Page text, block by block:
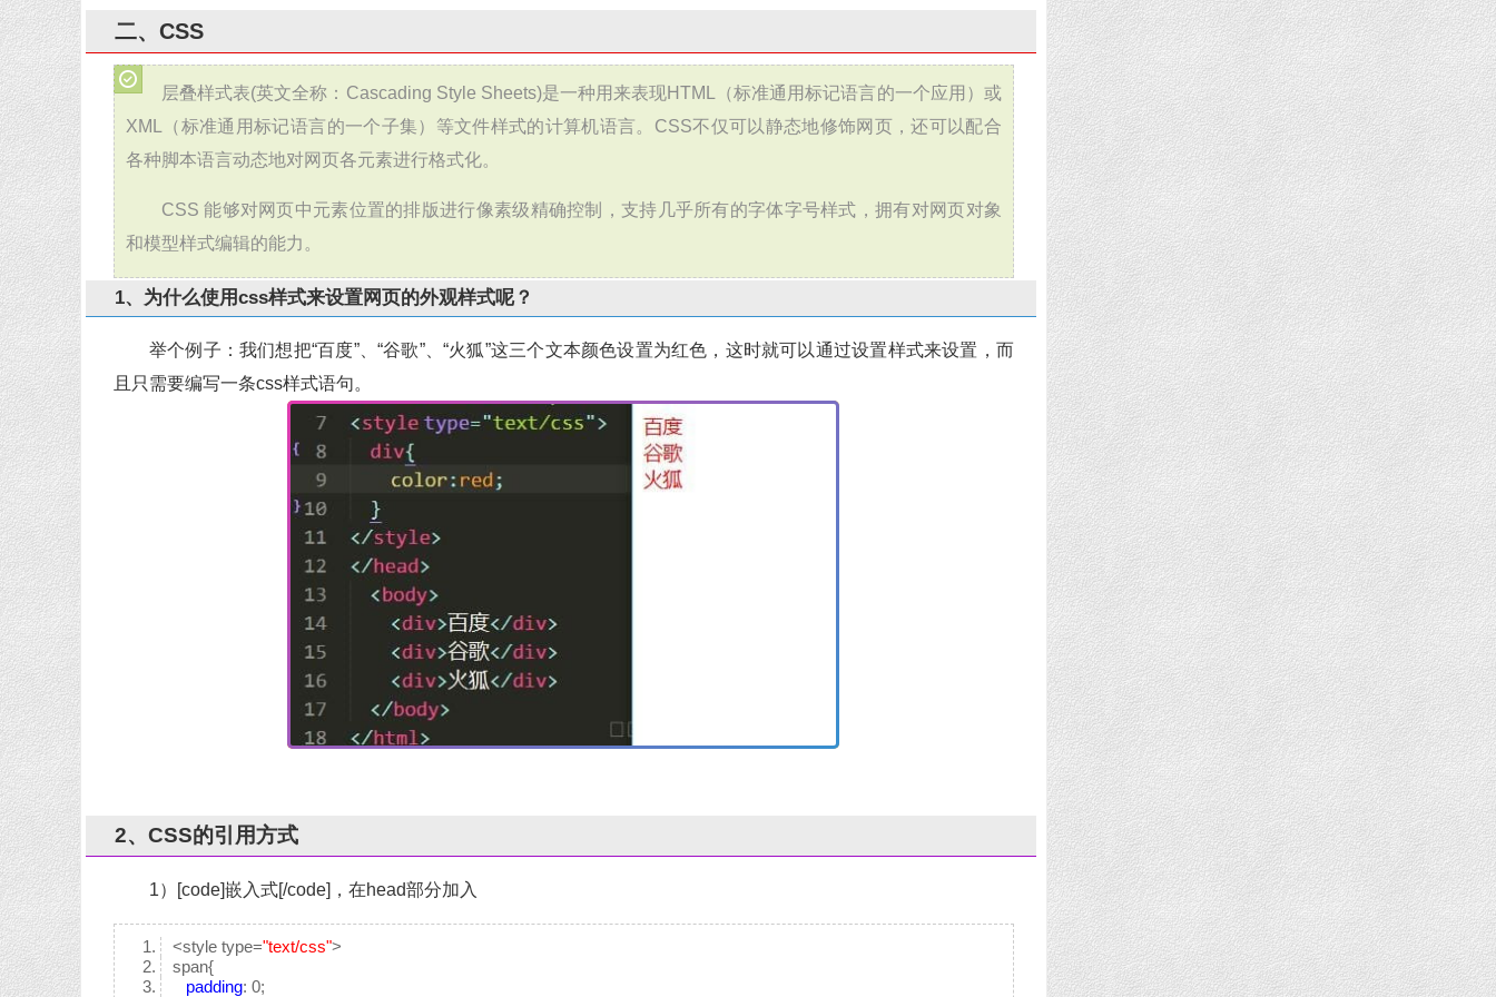
二、CSS
层叠样式表(英文全称：Cascading Style Sheets)是一种用来表现HTML（标准通用标记语言的一个应用）或
XML（标准通用标记语言的一个子集）等文件样式的计算机语言。CSS不仅可以静态地修饰网页，还可以配合
各种脚本语言动态地对网页各元素进行格式化。
CSS 能够对网页中元素位置的排版进行像素级精确控制，支持几乎所有的字体字号样式，拥有对网页对象
和模型样式编辑的能力。
1、为什么使用css样式来设置网页的外观样式呢？
举个例子：我们想把“百度”、“谷歌”、“火狐”这三个文本颜色设置为红色，这时就可以通过设置样式来设置，而
且只需要编写一条css样式语句。
2、CSS的引用方式
1）[code]嵌入式[/code]，在head部分加入
<style type="text/css">
span{
padding: 0;